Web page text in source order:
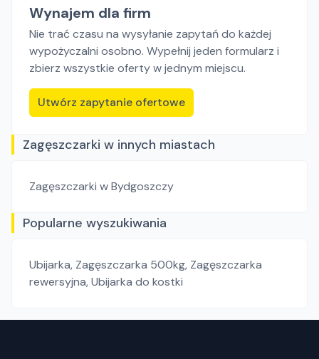
Wynajem dla firm
Nie trać czasu na wysyłanie zapytań do każdej
wypożyczalni osobno. Wypełnij jeden formularz i
zbierz wszystkie oferty w jednym miejscu.
Utwórz zapytanie ofertowe
Zagęszczarki w innych miastach
Zagęszczarki w Bydgoszczy
Popularne wyszukiwania
Ubijarka, Zagęszczarka 500kg, Zagęszczarka
rewersyjna,Ubijarka do kostki